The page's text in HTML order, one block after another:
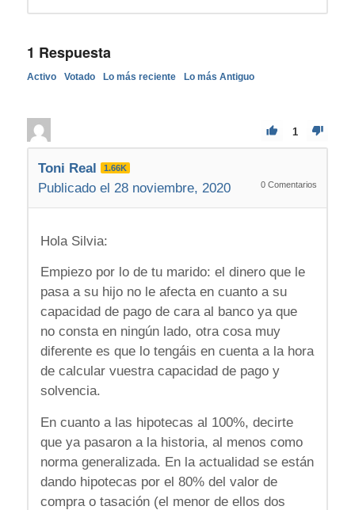
1 Respuesta
Activo Votado Lo más reciente Lo más Antiguo
1
Toni Real 1.66K
Publicado el 28 noviembre, 2020 0 Comentarios
Hola Silvia:
Empiezo por lo de tu marido: el dinero que le
pasa a su hijo no le afecta en cuanto a su
capacidad de pago de cara al banco ya que
no consta en ningún lado, otra cosa muy
diferente es que lo tengáis en cuenta a la hora
de calcular vuestra capacidad de pago y
solvencia.
En cuanto a las hipotecas al 100%, decirte
que ya pasaron a la historia, al menos como
norma generalizada. En la actualidad se están
dando hipotecas por el 80% del valor de
compra o tasación (el menor de ellos dos